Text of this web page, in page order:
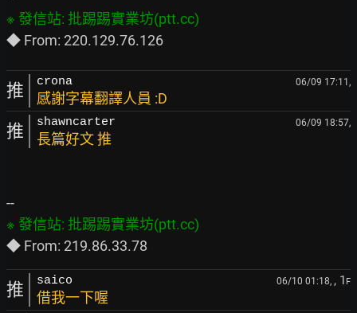
推 crona 06/09 17:11,
感謝字幕翻譯人員 :D
推 shawncarter 06/09 18:57,
長篇好文 推
推 saico 06/10 01:18, , 1 F
借我一下喔